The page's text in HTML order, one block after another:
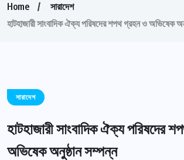
Home
সারাদেশ
হাটহাজারী সাংবাদিক ঐক্য পরিষদের শপথ গ্রহন ও অভিষেক
সারাদেশ
হাটহাজারী সাংবাদিক ঐক্য পরিষদের
অভিষেক অনুষ্ঠান সম্পন্ন